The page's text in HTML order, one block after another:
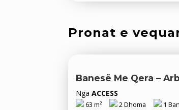
Pronat e
Banesë Me Qera –
NgaACCESS
63 m² 2 Dhoma 1